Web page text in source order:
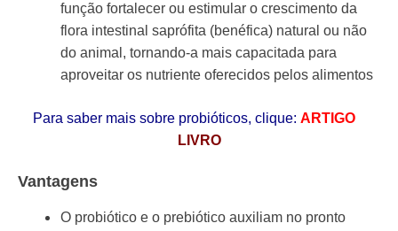
função fortalecer ou estimular o crescimento da
flora intestinal saprófita (benéfica) natural ou não
do animal, tornando-a mais capacitada para
aproveitar os nutriente oferecidos pelos alimentos
Para saber mais sobre probióticos, clique: ARTIGO
LIVRO
Vantagens
O probiótico e o prebiótico auxiliam no pronto